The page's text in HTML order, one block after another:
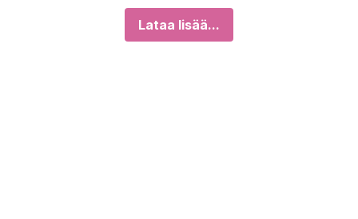
Lataa lisää...